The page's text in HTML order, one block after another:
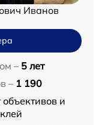
Иванов
– 5 лет
– 1 190
объективов и